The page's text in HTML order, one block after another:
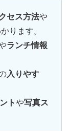
セス方法や
ります。
ランチ情報
入りやす
トや写真ス